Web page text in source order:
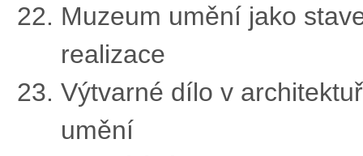
Muzeum umění jako
realizace
Výtvarné dílo v
umění